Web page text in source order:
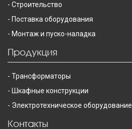
Строительство
Поставка оборудования
Монтаж и пуско-наладка
Продукция
Трансформаторы
Шкафные конструкции
Электротехническое оборудование
Контакты